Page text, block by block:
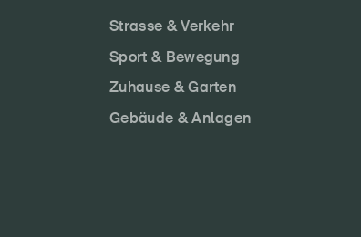
Strasse & Verkehr
Sport & Bewegung
Zuhause & Garten
Gebäude & Anlagen